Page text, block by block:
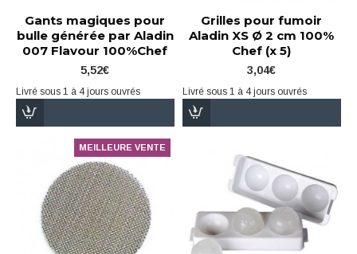
Gants magiques pour
bulle générée par Aladin
007 Flavour 100%Chef
5,52€
Livré sous 1 à 4 jours ouvrés
Grilles pour fumoir
Aladin XS Ø 2 cm 100%
Chef (x 5)
3,04€
Livré sous 1 à 4 jours ouvrés
MEILLEURE VENTE